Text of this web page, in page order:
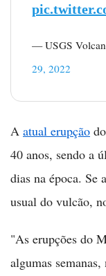
— USGS
29, 2022
A atual erupção
40 anos, sendo a
dias na época. Se
usual do vulcão,
"As erupções do
algumas